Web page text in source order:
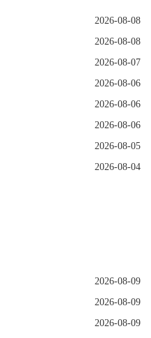
2026-08-08
2026-08-08
2026-08-07
2026-08-06
2026-08-06
2026-08-06
2026-08-05
2026-08-04
2026-08-09
2026-08-09
2026-08-09